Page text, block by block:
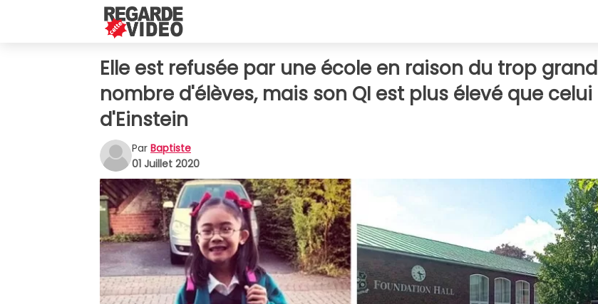
Elle est refusée par une école en raison du trop grand
nombre d'élèves, mais son QI est plus élevé que celui
d'Einstein
Par Baptiste
01 Juillet 2020